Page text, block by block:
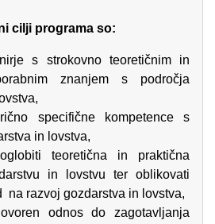
cilji programa so:
s strokovno teoretičnim in
znanjem s področja
specifične kompetence s
in lovstva,
teoretična in praktična
in lovstvu ter oblikovati
na razvoj gozdarstva in lovstva,
odnos do zagotavljanja